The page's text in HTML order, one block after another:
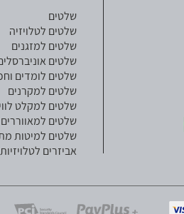
שלטים
שלטים לטלויזיה
שלטים למזגנים
שלטים
שלטים לומדים
שלטים למקרנים
שלטים למקלט
שלטים למאווררים
שלטים למיטות
אביזרים לטלויזיות